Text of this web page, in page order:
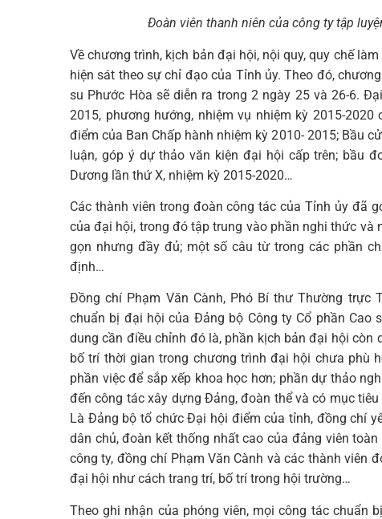
Đoàn viên thanh niên của công ty tập
Về chương trình, kịch bản đại hội, nội quy, quy chế
hiện sát theo sự chỉ đạo của Tỉnh ủy. Theo đó,
su Phước Hòa sẽ diễn ra trong 2 ngày 25 và 26-6.
2015, phương hướng, nhiệm vụ nhiệm kỳ 2015-
điểm của Ban Chấp hành nhiệm kỳ 2010- 2015; Bầu
luận, góp ý dự thảo văn kiện đại hội cấp trên; bầu
Dương lần thứ X, nhiệm kỳ 2015-2020…
Các thành viên trong đoàn công tác của Tỉnh ủy đã
của đại hội, trong đó tập trung vào phần nghi thức và
gọn nhưng đầy đủ; một số câu từ trong các phần
định…
Đồng chí Phạm Văn Cành, Phó Bí thư Thường trực
chuẩn bị đại hội của Đảng bộ Công ty Cổ phần Cao
dung cần điều chỉnh đó là, phần kịch bản đại hội còn
bố trí thời gian trong chương trình đại hội chưa phù
phần việc để sắp xếp khoa học hơn; phần dự thảo
đến công tác xây dựng Đảng, đoàn thể và có mục
Là Đảng bộ tổ chức Đại hội điểm của tỉnh, đồng chí
dân chủ, đoàn kết thống nhất cao của đảng viên
công ty, đồng chí Phạm Văn Cành và các thành viên
đại hội như cách trang trí, bố trí trong hội trường…
Theo ghi nhận của phóng viên, mọi công tác chuẩn